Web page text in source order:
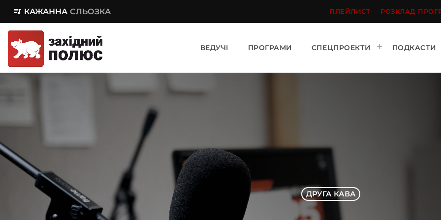
queue_music КАЖАННА СЛЬОЗКА ПЛЕЙЛИСТ РОЗКЛАД
ВЕДУЧІ ПРОГРАМИ СПЕЦПРОЕКТИ ПОДКАСТИ
ДРУГА КАВА